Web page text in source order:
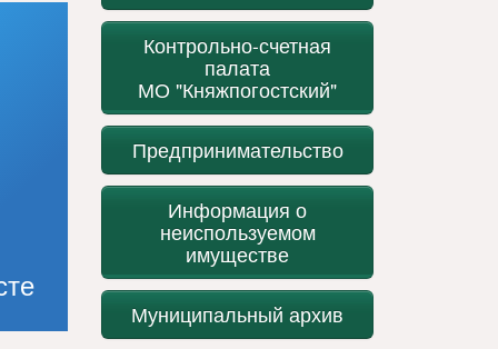
Контрольно-счетная
палата
МО "Княжпогостский"
Предпринимательство
Информация о
неиспользуемом
имуществе
Муниципальный архив